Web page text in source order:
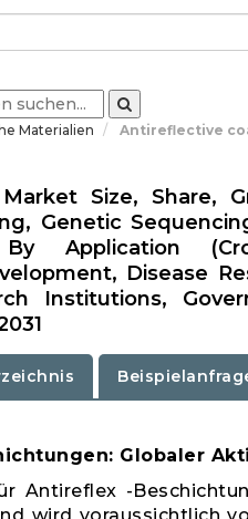
Materialien Antireflective
Size, Share,
Genetic
Application
Disease
Institutions,
Globaler
Antireflex -